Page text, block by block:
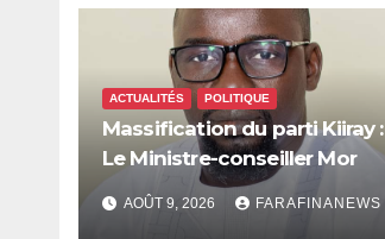
ACTUALITÉS POLITIQUE
Massification du parti Kiiray :
Le Ministre-conseiller Mor
Sarr passe à l’offensive
AOÛT 9, 2026 FARAFINANEWS